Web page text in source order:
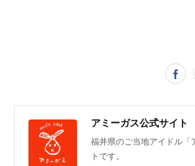
アミーガス公式サイト
福井県のご当地アイドル「
トです。